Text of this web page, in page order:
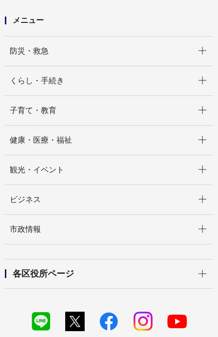
メニュー
防災・救急
くらし・手続き
子育て・教育
健康・医療・福祉
観光・イベント
ビジネス
市政情報
各区役所ページ